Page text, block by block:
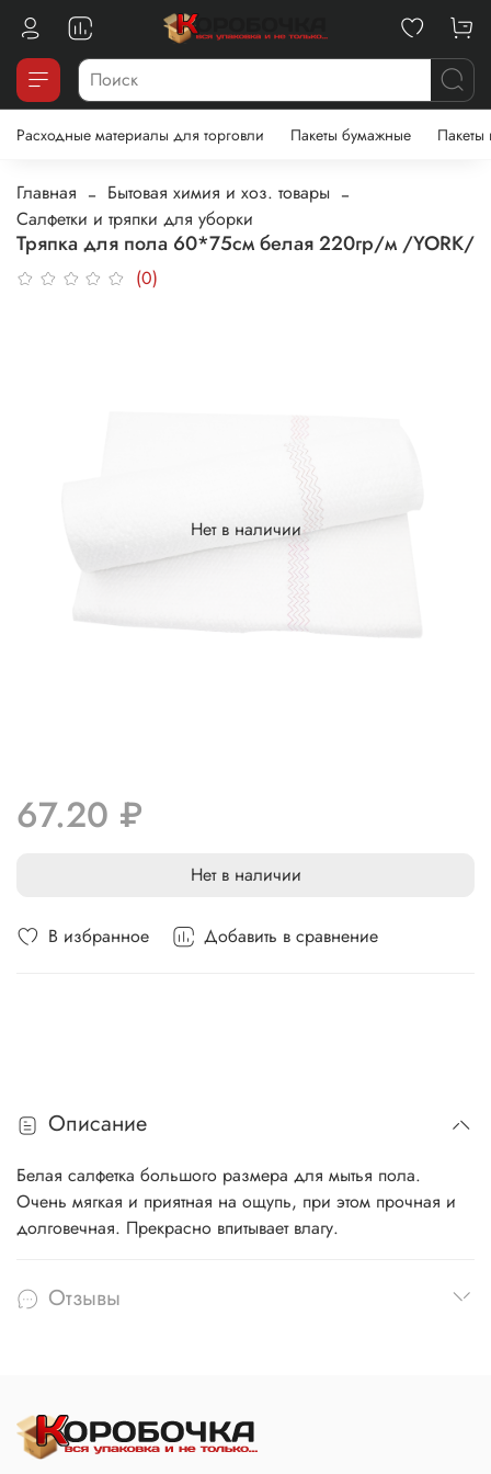
Расходные материалы для торговли Пакеты бумажные Пакеты
Главная
Бытовая химия и хоз. товары
Салфетки и тряпки для уборки
Тряпка для пола 60*75см белая 220гр/м /YORK/
(0)
В избранное Добавить в сравнение
Нет в наличии
67.20 ₽
Нет в наличии
Описание
Белая салфетка большого размера для мытья пола.
Очень мягкая и приятная на ощупь, при этом прочная и
долговечная. Прекрасно впитывает влагу.
Отзывы